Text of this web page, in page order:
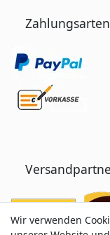
Zahlungsarten
Wir verwenden
Wir verwenden